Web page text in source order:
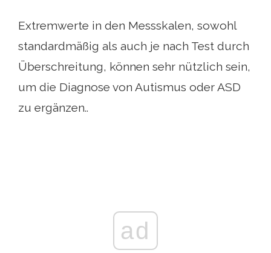
Extremwerte in den Messskalen, sowohl
standardmäßig als auch je nach Test durch
Überschreitung, können sehr nützlich sein,
um die Diagnose von Autismus oder ASD
zu ergänzen..
ad